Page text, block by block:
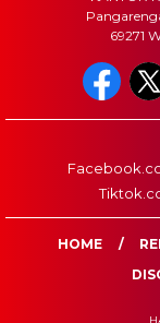
69271
HOME